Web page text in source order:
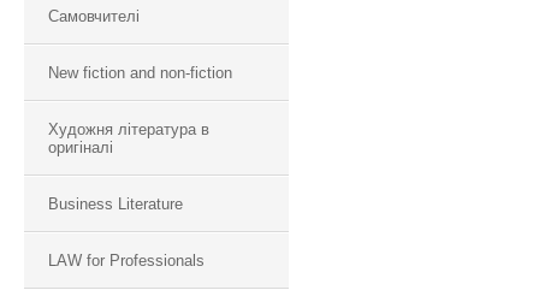
Самовчителі
New fiction and non-fiction
Художня література в
оригіналі
Business Literature
LAW for Professionals